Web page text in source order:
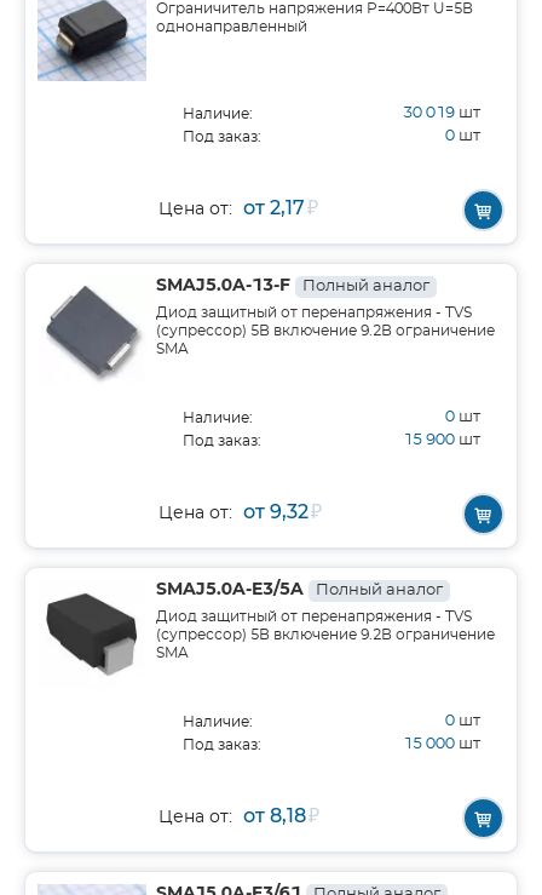
Ограничитель напряжения Р=400Вт U=5В
однонаправленный
Наличие: 30 019 шт
Под заказ: 0 шт
Цена от: от 2,17₽
SMAJ5.0A-13-F Полный аналог
Диод защитный от перенапряжения - TVS
(супрессор) 5В включение 9.2В ограничение
SMA
Наличие: 0 шт
Под заказ: 15 900 шт
Цена от: от 9,32₽
SMAJ5.0A-E3/5A Полный аналог
Диод защитный от перенапряжения - TVS
(супрессор) 5В включение 9.2В ограничение
SMA
Наличие: 0 шт
Под заказ: 15 000 шт
Цена от: от 8,18₽